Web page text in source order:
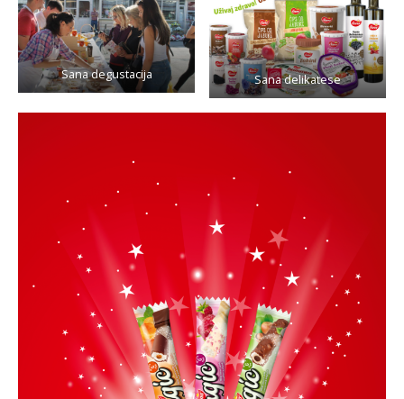
Sana degustacija Sana delikatese